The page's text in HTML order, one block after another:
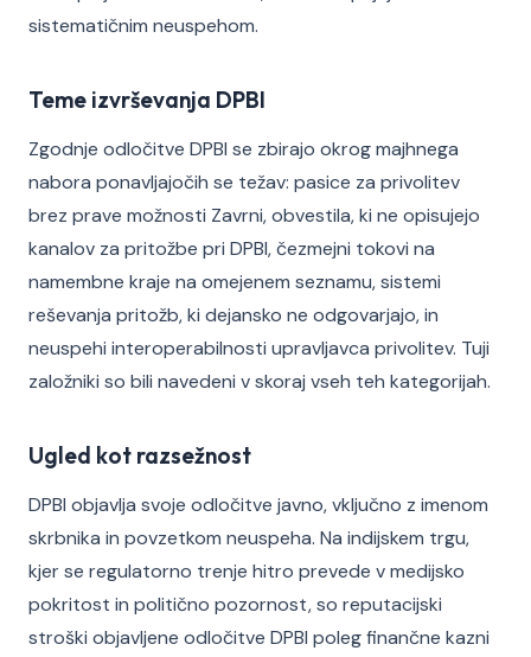
sistematičnim neuspehom.
Teme izvrševanja DPBI
Zgodnje odločitve DPBI se zbirajo okrog majhnega
nabora ponavljajočih se težav: pasice za privolitev
brez prave možnosti Zavrni, obvestila, ki ne opisujejo
kanalov za pritožbe pri DPBI, čezmejni tokovi na
namembne kraje na omejenem seznamu, sistemi
reševanja pritožb, ki dejansko ne odgovarjajo, in
neuspehi interoperabilnosti upravljavca privolitev. Tuji
založniki so bili navedeni v skoraj vseh teh kategorijah.
Ugled kot razsežnost
DPBI objavlja svoje odločitve javno, vključno z imenom
skrbnika in povzetkom neuspeha. Na indijskem trgu,
kjer se regulatorno trenje hitro prevede v medijsko
pokritost in politično pozornost, so reputacijski
stroški objavljene odločitve DPBI poleg finančne kazni